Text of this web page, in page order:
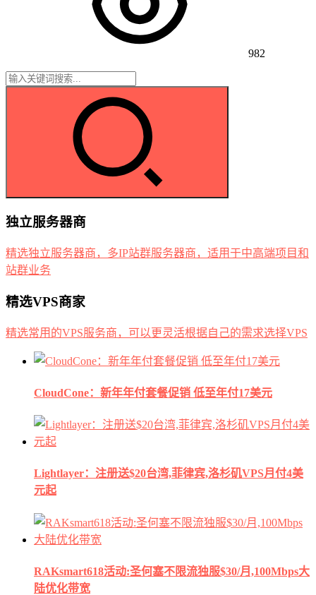
982
独立服务器商
精选独立服务器商，多IP站群服务器商，适用于中高端项目和
站群业务
精选VPS商家
精选常用的VPS服务商，可以更灵活根据自己的需求选择VPS
CloudCone：新年年付套餐促销 低至年付17美元
Lightlayer：注册送$20台湾,菲律宾,洛杉矶VPS月付4美
元起
RAKsmart618活动:圣何塞不限流独服$30/月,100Mbps大
陆优化带宽